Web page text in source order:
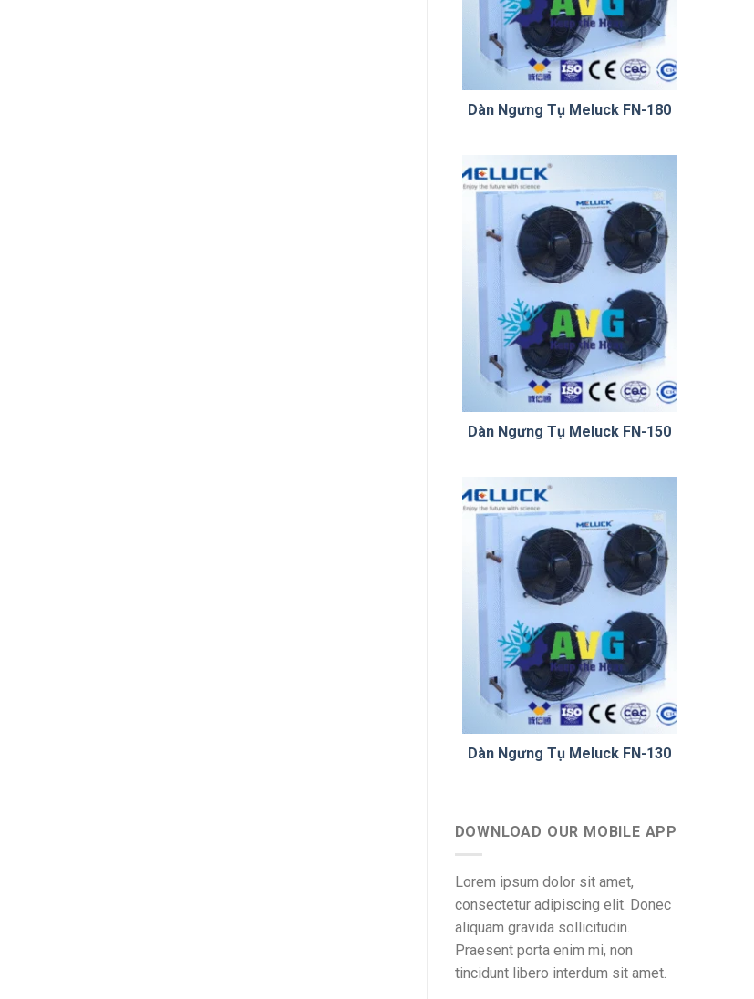
Dàn Ngưng Tụ Meluck FN-180
Dàn Ngưng Tụ Meluck FN-150
Dàn Ngưng Tụ Meluck FN-130
DOWNLOAD OUR MOBILE APP
Lorem ipsum dolor sit amet,
consectetur adipiscing elit. Donec
aliquam gravida sollicitudin.
Praesent porta enim mi, non
tincidunt libero interdum sit amet.